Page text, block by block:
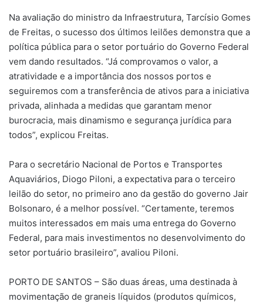
Na avaliação do ministro da Infraestrutura, Tarcísio Gomes
de Freitas, o sucesso dos últimos leilões demonstra que a
política pública para o setor portuário do Governo Federal
vem dando resultados. “Já comprovamos o valor, a
atratividade e a importância dos nossos portos e
seguiremos com a transferência de ativos para a iniciativa
privada, alinhada a medidas que garantam menor
burocracia, mais dinamismo e segurança jurídica para
todos”, explicou Freitas.
Para o secretário Nacional de Portos e Transportes
Aquaviários, Diogo Piloni, a expectativa para o terceiro
leilão do setor, no primeiro ano da gestão do governo Jair
Bolsonaro, é a melhor possível. “Certamente, teremos
muitos interessados em mais uma entrega do Governo
Federal, para mais investimentos no desenvolvimento do
setor portuário brasileiro”, avaliou Piloni.
PORTO DE SANTOS – São duas áreas, uma destinada à
movimentação de graneis líquidos (produtos químicos,